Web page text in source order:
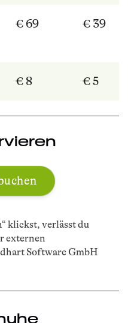
€ 69 € 39
€ 8 € 5
klickst, verlässt du
externen
Software GmbH